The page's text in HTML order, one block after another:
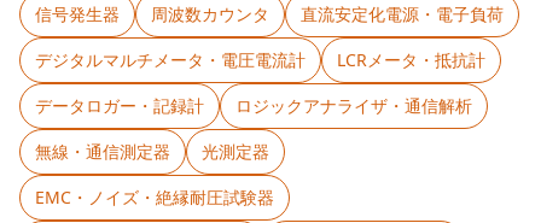
信号発生器
周波数カウンタ
直流安定化電源・電子負荷
デジタルマルチメータ・電圧電流計
LCRメータ・抵抗計
データロガー・記録計
ロジックアナライザ・通信解析
無線・通信測定器
光測定器
EMC・ノイズ・絶縁耐圧試験器